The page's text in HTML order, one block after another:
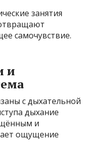
занятия
самочувствие.
и
с дыхательной
дыхание
и
ощущение